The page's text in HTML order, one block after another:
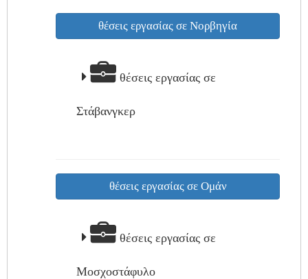
θέσεις εργασίας σε Νορβηγία
θέσεις εργασίας σε
Στάβανγκερ
θέσεις εργασίας σε Ομάν
θέσεις εργασίας σε
Μοσχοστάφυλο